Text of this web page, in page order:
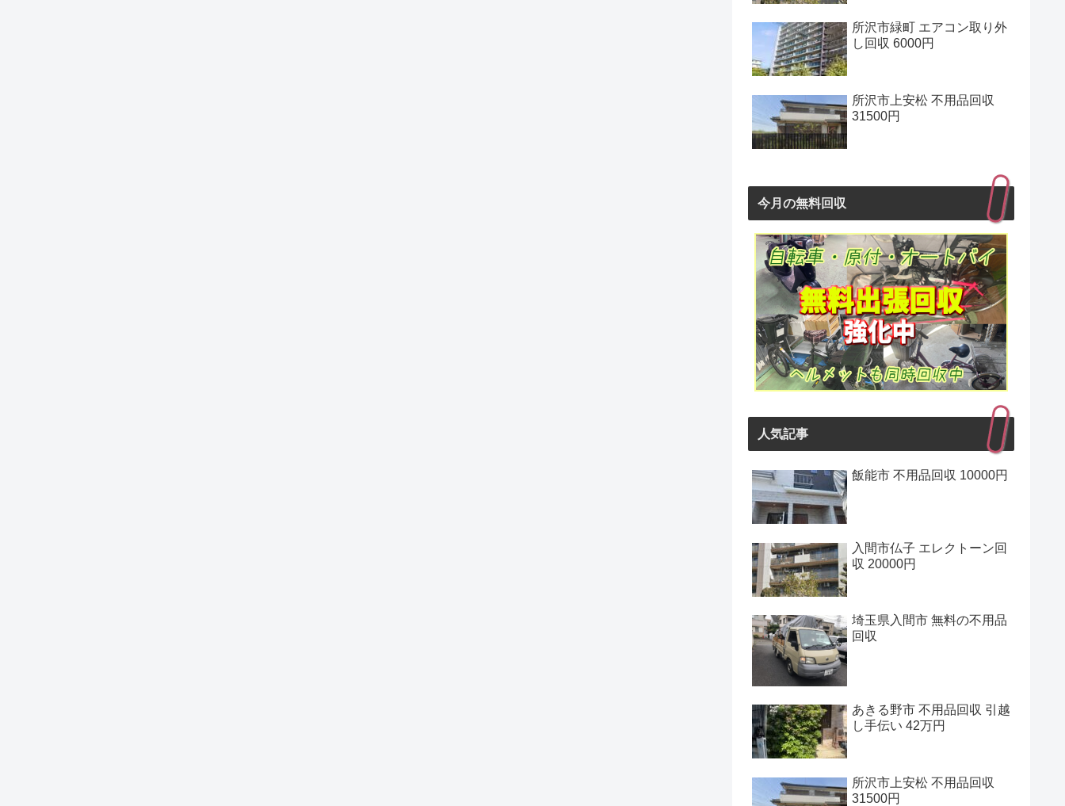
所沢市緑町 エアコン取り外
し回収 6000円
所沢市上安松 不用品回収
31500円
今月の無料回収
人気記事
飯能市 不用品回収 10000円
入間市仏子 エレクトーン回
収 20000円
埼玉県入間市 無料の不用品
回収
あきる野市 不用品回収 引越
し手伝い 42万円
所沢市上安松 不用品回収
31500円